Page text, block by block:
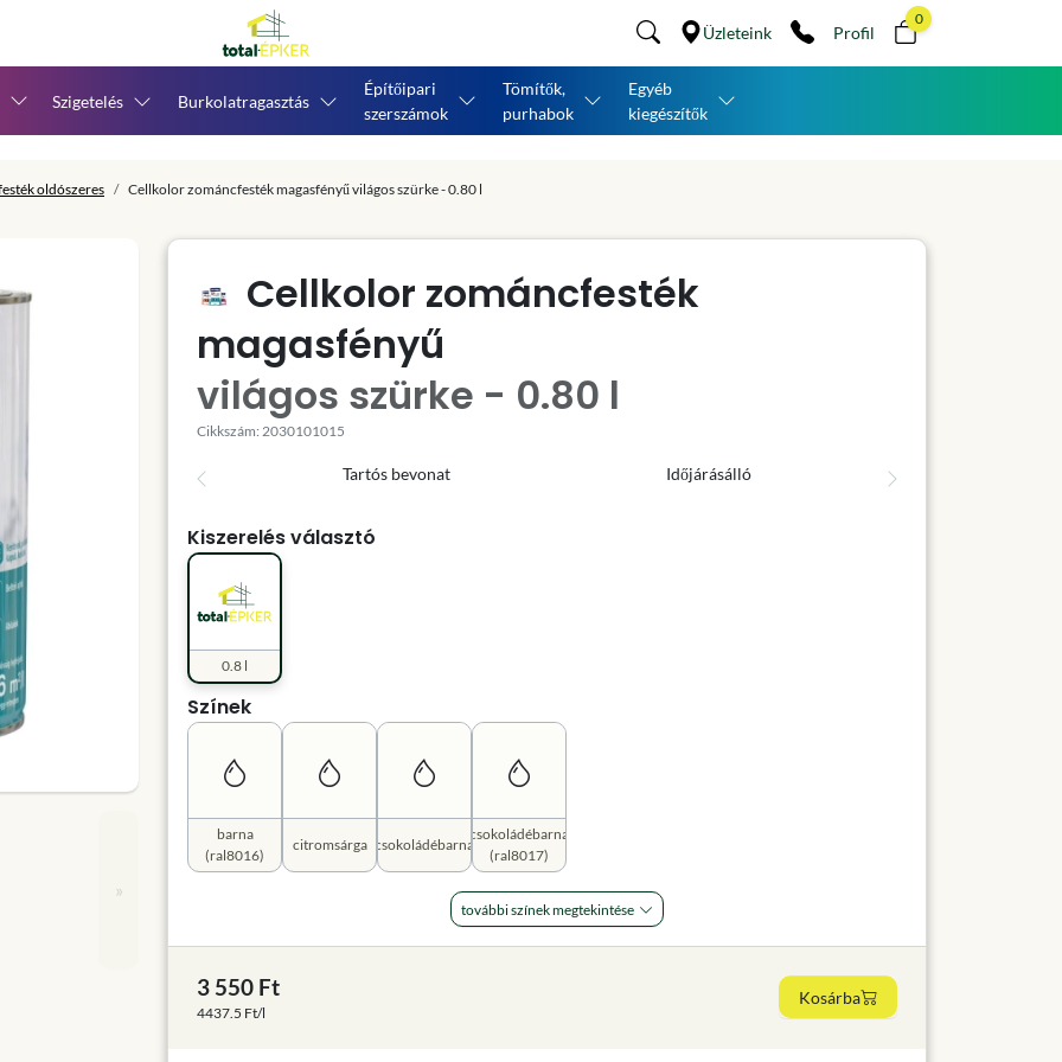
Üzleteink Profil
0
Szigetelés Burkolatragasztás
Építőipari
szerszámok
Tömítők,
purhabok
Egyéb
kiegészítők
oldószeres Cellkolor zománcfesték magasfényű világos szürke - 0.80 l
»
Cellkolor zománcfesték
magasfényű
világos szürke - 0.80 l
Cikkszám: 2030101015
Tartós bevonat Időjárásálló
Kiszerelés választó
0.8 l
Színek
barna
(ral8016)
citromsárga csokoládébarna
csokoládébarna
(ral8017)
további színek megtekintése
3 550 Ft
4437.5 Ft/l
Kosárba